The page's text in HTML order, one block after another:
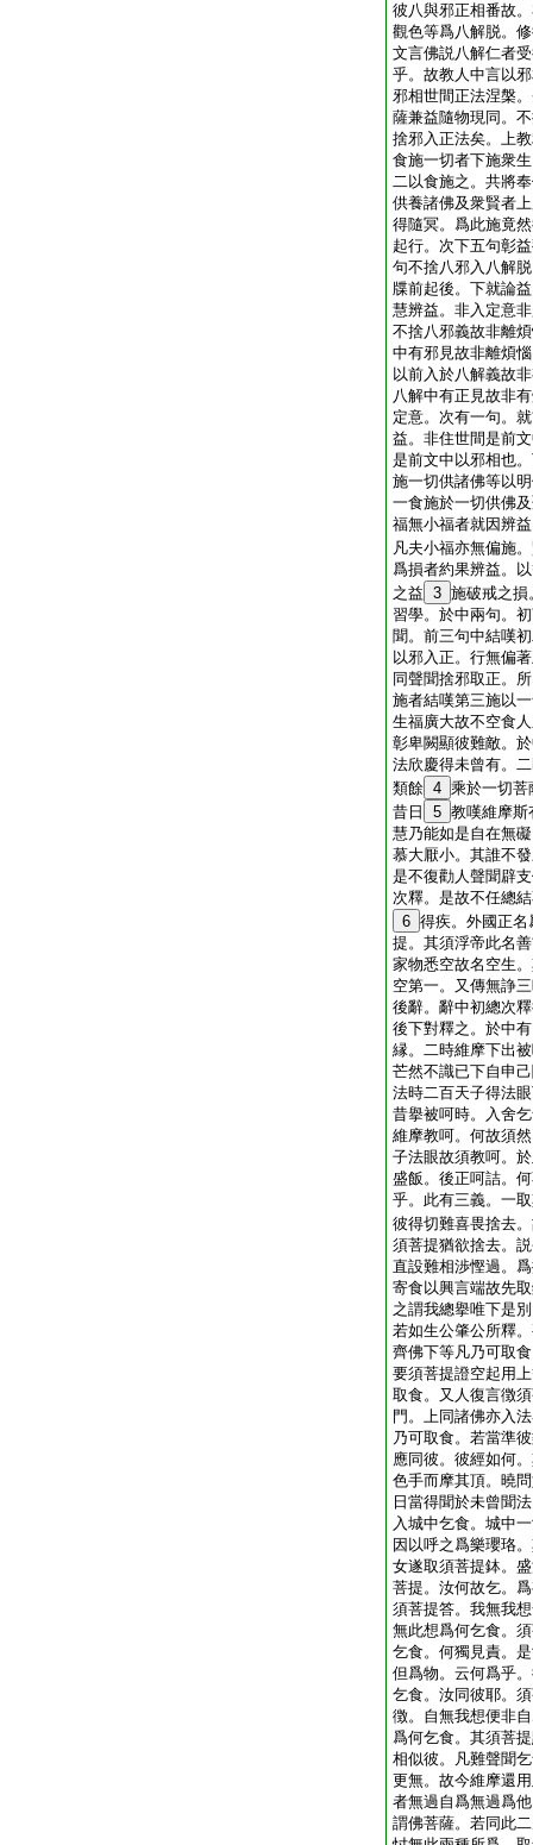
彼八與邪正相番故
觀色等爲八解脱。
文言佛説八解仁者
乎。故教人中言以
邪相世間正法涅槃
薩兼益隨物現同。
捨邪入正法矣。上
食施一切者下施衆
二以食施之。共將
供養諸佛及衆賢者
得隨冥。爲此施竟
起行。次下五句彰
句不捨八邪入八解
牒前起後。下就論
慧辨益。非入定意
不捨八邪義故非離
中有邪見故非離煩
以前入於八解義故
八解中有正見故非
定意。次有一句。
益。非住世間是前
是前文中以邪相也
施一切供諸佛等以
一食施於一切供佛
福無小福者就因辨
凡夫小福亦無偏施
爲損者約果辨益。
之益 3 施破戒之損
習學。於中兩句。
聞。前三句中結嘆
以邪入正。行無偏
同聲聞捨邪取正。
施者結嘆第三施以
生福廣大故不空食
彰卑闕顯彼難敵。
法欣慶得未曾有。
類餘 4 乘於一切菩
昔日
5 教嘆維摩斯
慧乃能如是自在無
慕大厭小。其誰不
是不復勸人聲聞辟
次釋。是故不任總
6 得疾。外國正
提。其須浮帝此名
家物悉空故名空生
空第一。又傳無諍
後辭。辭中初總次
後下對釋之。於中
縁。二時維摩下出
芒然不識已下自申
法時二百天子得法
昔擧被呵時。入舍
維摩教呵。何故須
子法眼故須教呵。
盛飯。後正呵詰。
乎。此有三義。一
彼得切難喜畏捨去
須菩提猶欲捨去。
直設難相渉慳過。
寄食以興言端故先
之謂我總擧唯下是
若如生公肇公所釋
齊佛下等凡乃可取
要須菩提證空起用
取食。又人復言徴
門。上同諸佛亦入
乃可取食。若當準
應同彼。彼經如何
色手而摩其頂。曉
日當得聞於未曾聞
入城中乞食。城中
因以呼之爲樂瓔珞
女遂取須菩提鉢。
菩提。汝何故乞。
須菩提答。我無我
無此想爲何乞食。
乞食。何獨見責。
但爲物。云何爲乎
乞食。汝同彼耶。
徴。自無我想便非
爲何乞食。其須菩
相似彼。凡難聲聞
更無。故今維摩還
者無過自爲無過爲
謂佛菩薩。若同此